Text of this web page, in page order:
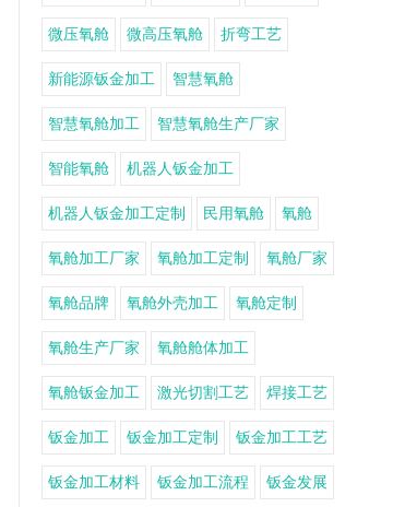
微压氧舱 微高压氧舱 折弯工艺
新能源钣金加工 智慧氧舱
智慧氧舱加工 智慧氧舱生产厂家
智能氧舱 机器人钣金加工
机器人钣金加工定制 民用氧舱 氧舱
氧舱加工厂家 氧舱加工定制 氧舱厂家
氧舱品牌 氧舱外壳加工 氧舱定制
氧舱生产厂家 氧舱舱体加工
氧舱钣金加工 激光切割工艺 焊接工艺
钣金加工 钣金加工定制 钣金加工工艺
钣金加工材料 钣金加工流程 钣金发展